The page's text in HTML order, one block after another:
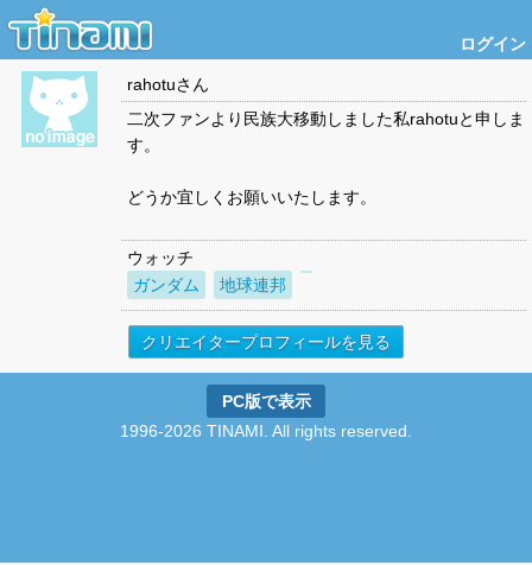
ログイン
rahotuさん
二次ファンより民族大移動しました私rahotuと申しま
す。
どうか宜しくお願いいたします。
ウォッチ
ガンダム
地球連邦
クリエイタープロフィールを見る
PC版で表示
1996-2026 TINAMI. All rights reserved.